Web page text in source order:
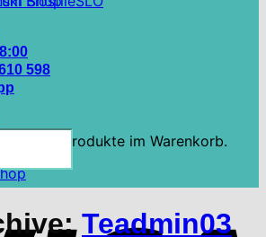
keine Produkte im Warenkorb.
598
Teadmin03